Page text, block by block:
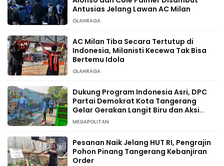
Antusias Jelang Lawan AC Milan
OLAHRAGA
AC Milan Tiba Secara Tertutup di
Indonesia, Milanisti Kecewa Tak Bisa
Bertemu Idola
OLAHRAGA
Dukung Program Indonesia Asri, DPC
Partai Demokrat Kota Tangerang
Gelar Gerakan Langit Biru dan Aksi
Tanam Pohon
MEGAPOLITAN
Pesanan Naik Jelang HUT RI, Pengrajin
Pohon Pinang Tangerang Kebanjiran
Order